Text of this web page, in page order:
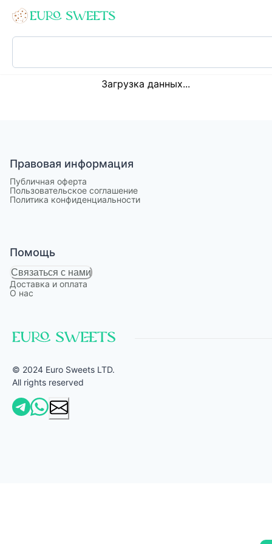
Загрузка данных...
Правовая информация
Публичная оферта
Пользовательское соглашение
Политика конфиденциальности
Помощь
Связаться с нами
Доставка и оплата
О нас
© 2024 Euro Sweets LTD.
All rights reserved